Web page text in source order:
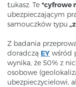
Łukasz. Te *cyfrowe
ubezpieczającym
samouczków typu
Z badania
doradczą EY wśród
wynika, że 50% z
osobowe
ubezpieczycielowi,